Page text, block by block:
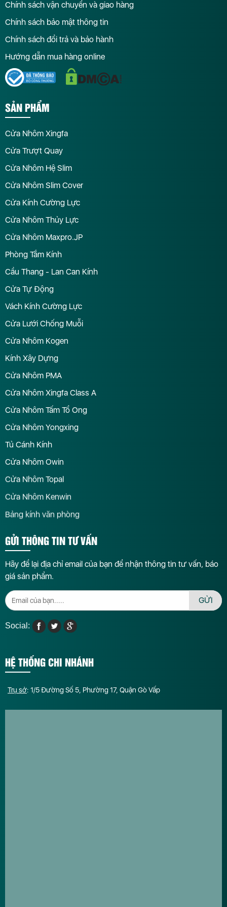
Chính sách vận chuyển và giao hàng
Chính sách bảo mật thông tin
Chính sách đổi trả và bảo hành
Hướng dẫn mua hàng online
SẢN PHẨM
Cửa Nhôm Xingfa
Cửa Trượt Quay
Cửa Nhôm Hệ Slim
Cửa Nhôm Slim Cover
Cửa Kính Cường Lực
Cửa Nhôm Thủy Lực
Cửa Nhôm Maxpro.JP
Phòng Tắm Kính
Cầu Thang - Lan Can Kính
Cửa Tự Động
Vách Kính Cường Lực
Cửa Lưới Chống Muỗi
Cửa Nhôm Kogen
Kính Xây Dựng
Cửa Nhôm PMA
Cửa Nhôm Xingfa Class A
Cửa Nhôm Tấm Tổ Ong
Cửa Nhôm Yongxing
Tủ Cánh Kính
Cửa Nhôm Owin
Cửa Nhôm Topal
Cửa Nhôm Kenwin
Bảng kính văn phòng
GỬI THÔNG TIN TƯ VẤN
Hãy để lại địa chỉ email của bạn để nhận thông tin tư vấn, báo
giá sản phẩm.
GỬI
Social:
HỆ THỐNG CHI NHÁNH
Trụ sở: 1/5 Đường Số 5, Phường 17, Quận Gò Vấp